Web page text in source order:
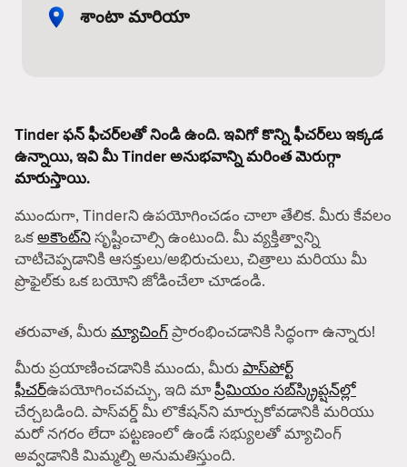
శాంటా మారియా
Tinder ఫన్ ఫీచర్‌లతో నిండి ఉంది. ఇవిగో కొన్ని ఫీచర్‌లు ఇక్కడ
ఉన్నాయి, ఇవి మీ Tinder అనుభవాన్ని మరింత మెరుగ్గా
మారుస్తాయి.
ముందుగా, Tinderని ఉపయోగించడం చాలా తేలిక. మీరు కేవలం
ఒకఅకౌంట్‌నిసృష్టించాల్సి ఉంటుంది. మీ వ్యక్తిత్వాన్ని
చాటిచెప్పడానికి ఆసక్తులు/అభిరుచులు, చిత్రాలు మరియు మీ
ప్రొఫైల్‌కు ఒక బయోని జోడించేలా చూడండి.
తరువాత, మీరుమ్యాచింగ్ప్రారంభించడానికి సిద్ధంగా ఉన్నారు!
మీరు ప్రయాణించడానికి ముందు, మీరుపాస్‌పోర్ట్
ఫీచర్ఉపయోగించవచ్చు, ఇది మాప్రీమియం సబ్‌స్క్రిప్షన్‌ల్లో
చేర్చబడింది. పాస్‌వర్డ్ మీ లొకేషన్‌ని మార్చుకోవడానికి మరియు
మరో నగరం లేదా పట్టణంలో ఉండే సభ్యులతో మ్యాచింగ్
అవ్వడానికి మిమ్మల్ని అనుమతిస్తుంది.